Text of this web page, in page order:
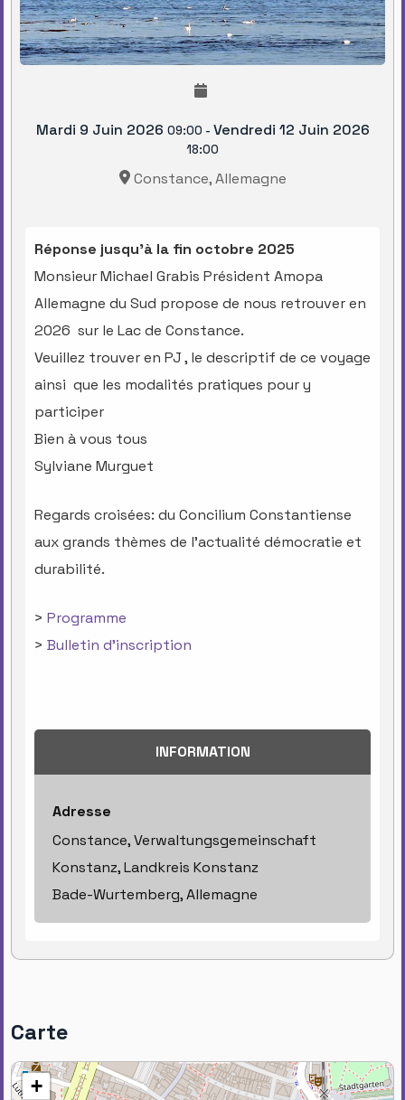
Mardi 9 Juin 2026 09:00 - Vendredi 12 Juin 2026
18:00
Constance, Allemagne
Réponse jusqu’à la fin octobre 2025
Monsieur Michael Grabis Président Amopa
Allemagne du Sud propose de nous retrouver en
2026 sur le Lac de Constance.
Veuillez trouver en PJ , le descriptif de ce voyage
ainsi que les modalités pratiques pour y
participer
Bien à vous tous
Sylviane Murguet
Regards croisées: du Concilium Constantiense
aux grands thèmes de l’actualité démocratie et
durabilité.
> Programme
> Bulletin d'inscription
INFORMATION
Adresse
Constance, Verwaltungsgemeinschaft
Konstanz, Landkreis Konstanz
Bade-Wurtemberg, Allemagne
Carte
+